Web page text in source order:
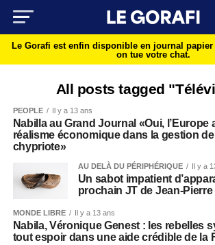
Le Gorafi est enfin disponible en journal papier
on tue votre chat.
All posts tagged
PEOPLE Il y a 13 ans
Nabilla au Grand Journal «Oui, l’Europe
réalisme économique dans la gestion
chypriote»
AU DELÀ DU PÉRIPHÉRIQUE Il y a
Un sabot impatient
prochain JT de Jean-
MONDE LIBRE Il y a 13 ans
Nabila, Véronique Genest : les rebelles
tout espoir dans une aide crédible de la